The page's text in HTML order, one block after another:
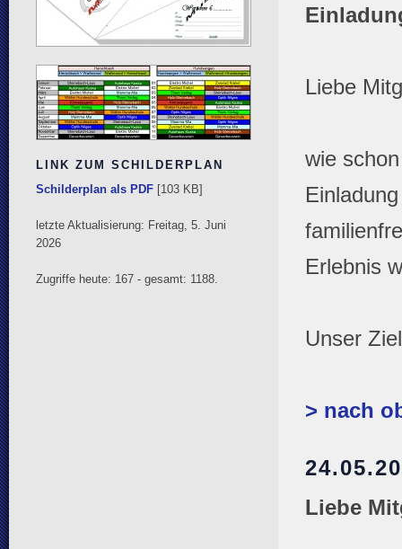
Liebe
wie
Erlebnis
Unser
> nach
Liebe
LINK ZUM SCHILDERPLAN
Schilderplan als PDF [103 KB]
letzte Aktualisierung: Freitag, 5. Juni
2026
Zugriffe heute: 167 - gesamt: 1188.